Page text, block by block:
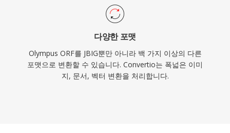
다양한 포맷
Olympus ORF를 JBIG뿐만 아니라 백 가지 이상의 다른
포맷으로 변환할 수 있습니다. Convertio는 폭넓은 이미
지, 문서, 벡터 변환을 처리합니다.